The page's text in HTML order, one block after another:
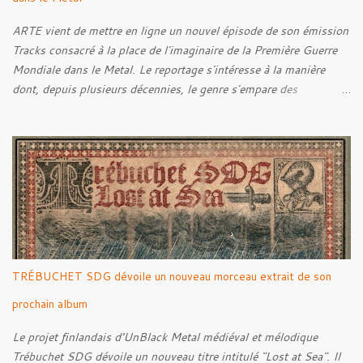
ARTE vient de mettre en ligne un nouvel épisode de son émission
Tracks consacré à la place de l'imaginaire de la Première Guerre
Mondiale dans le Metal. Le reportage s'intéresse à la manière
dont, depuis plusieurs décennies, le genre s'empare des
cette réflexion, Tracks est allé à la rencontre de Noise (
Kanonenfieber ) et de Dmytro Kumar ( 1914 ), qui reviennent sur
leur intérêt pour la Première Guerre mondiale. Le documentaire
donne également la parole au producteur Kristian "Kohle"
Kohlmannslehner, collaborateur de 1914 , ainsi qu'à l'historien
Ralf Raths, directeur du Musée allemand des blindés de Munster,
afin d'interroger plus largement la place des images de guerre
dans l'esthétique et l'imaginaire du Metal. Le reportage est à
découvrir ci-dessous :
TRÉBUCHET SDG dévoile un nouveau morceau extrait de son
prochain album
Le projet finlandais d’UnBlack Metal médiéval et mélodique
Trébuchet SDG dévoile un nouveau titre intitulé "Lost at Sea". Il